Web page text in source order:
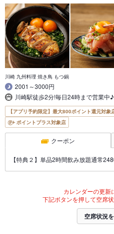
川崎 九州料理 焼き鳥 もつ鍋
2001～3000円
川崎駅徒歩2分!毎日24時まで営業中♪
【アプリ予約限定】最大800ポイント還元対象
ポイントプラス対象店
クーポン
【特典２】単品2時間飲み放題通常
カレンダーの更新
下記ボタンを押して空席
空席状況